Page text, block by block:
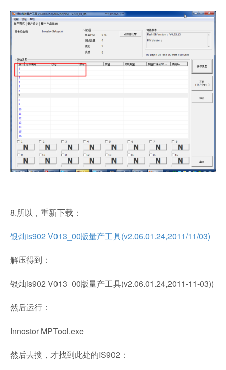
8.所以，重新下载：
银灿is902 V013_00版量产工具(v2.06.01.24,2011/11/03)
解压得到：
银灿is902 V013_00版量产工具(v2.06.01.24,2011-11-03))
然后运行：
Innostor MPTool.exe
然后去搜，才找到此处的IS902：